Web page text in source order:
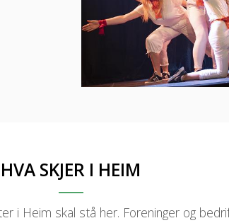
HVA SKJER I HEIM
i Heim skal stå her. Foreninger og